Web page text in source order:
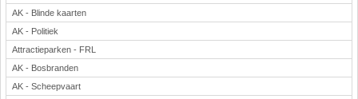
AK - Blinde kaarten
AK - Politiek
Attractieparken - FRL
AK - Bosbranden
AK - Scheepvaart